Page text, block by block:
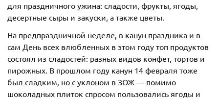
для праздничного ужина: сладости, фрукты, ягоды,
десертные сыры и закуски, а также цветы.
На предпраздничной неделе, в канун праздника и в
сам День всех влюбленных в этом году топ продуктов
состоял из сладостей: разных видов конфет, тортов и
пирожных. В прошлом году канун 14 февраля тоже
был сладким, но с уклоном в ЗОЖ — помимо
шоколадных плиток спросом пользовались ягоды и